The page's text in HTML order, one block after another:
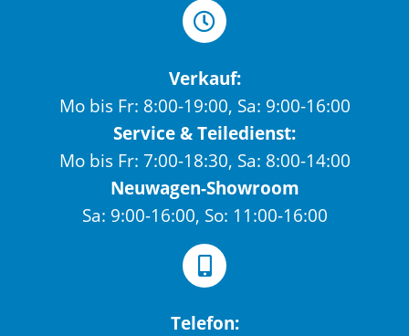
Verkauf:
Mo bis Fr: 8:00-19:00, Sa: 9:00-16:00
Service & Teiledienst:
Mo bis Fr: 7:00-18:30, Sa: 8:00-14:00
Neuwagen-Showroom
Sa: 9:00-16:00, So: 11:00-16:00
Telefon: